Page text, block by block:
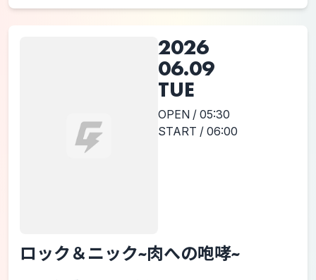
2026
06.09
TUE
OPEN / 05:30
START / 06:00
ロック＆ニック~肉への咆哮~